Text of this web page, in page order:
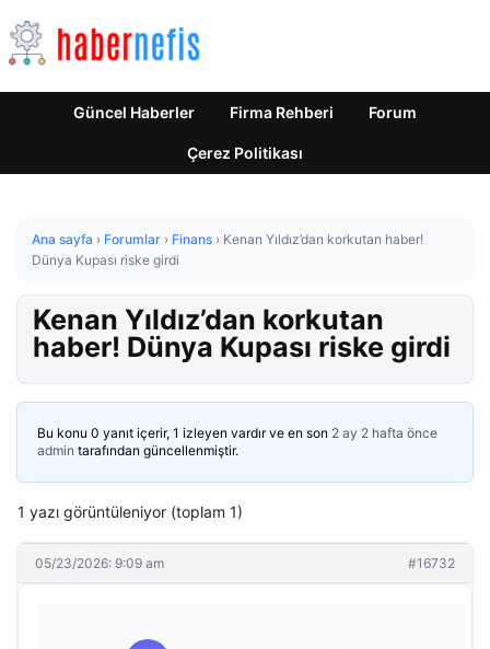
Güncel Haberler Firma Rehberi Forum
Çerez Politikası
Ana sayfa › Forumlar › Finans › Kenan Yıldız’dan korkutan haber!
Dünya Kupası riske girdi
Kenan Yıldız’dan korkutan
haber! Dünya Kupası riske girdi
Bu konu 0 yanıt içerir, 1 izleyen vardır ve en son 2 ay 2 hafta önce
admin tarafından güncellenmiştir.
1 yazı görüntüleniyor (toplam 1)
05/23/2026: 9:09 am #16732